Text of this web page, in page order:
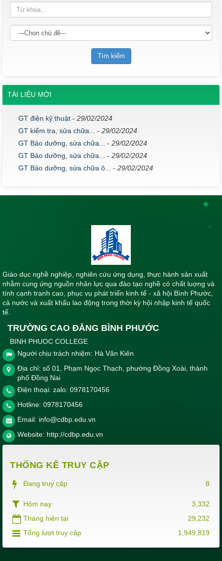
TÀI LIỆU MỚI
GT điện kỹ thuật - 29/02/2024
GT kiểm tra, sửa chữa... - 29/02/2024
GT Bảo dưỡng, sửa chữa... - 29/02/2024
GT Bảo dưỡng, sửa chữa... - 29/02/2024
GT Bảo dưỡng, sửa chữa ô... - 29/02/2024
Giáo dục nghề nghiệp, nghiên cứu ứng dụng, thực hành sản xuất
nhằm cung ứng nguồn nhân lực qua đào tạo nghề có chất luợng và
tính cạnh tranh cao, phục vụ phát triển kinh tế - xã hội Bình Phước,
cả nước và xuất khẩu lao động trong thời kỳ hội nhập kinh tế quốc
tế.
TRƯỜNG CAO ĐẲNG BÌNH PHƯỚC
BINH PHUOC COLLEGE
Người chịu trách nhiệm: Hà Văn Kiên
Địa chỉ: số 01, Phạm Ngọc Thạch, phường Đồng Xoài, thành
phố Đồng Nai
Điện thoại: zalo: 0978170456
Hotline: 0978170456
Email: info@cdbp.edu.vn
Website: http://cdbp.edu.vn
THỐNG KÊ TRUY CẬP
Đang truy cập 8
Hôm nay
3,332
Tháng hiện tại
29,232
Tổng lượt truy cập
1,949,819